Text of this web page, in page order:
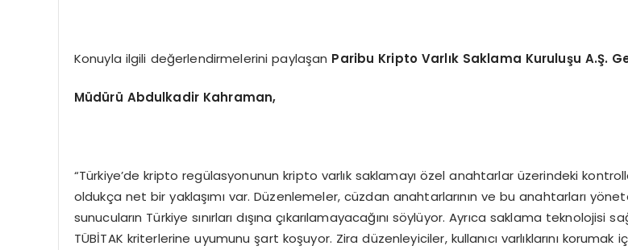
Konuyla ilgili değerlendirmelerini paylaşan Paribu Kripto Varlık Saklama Kuruluşu A.Ş.
Müdürü Abdulkadir Kahraman,
“Türkiye’de kripto regülasyonunun kripto varlık saklamayı özel anahtarlar üzerindeki
oldukça net bir yaklaşımı var. Düzenlemeler, cüzdan anahtarlarının ve bu anahtarları
sunucuların Türkiye sınırları dışına çıkarılamayacağını söylüyor. Ayrıca saklama teknolojisi
TÜBİTAK kriterlerine uyumunu şart koşuyor. Zira düzenleyiciler, kullanıcı varlıklarını korumak